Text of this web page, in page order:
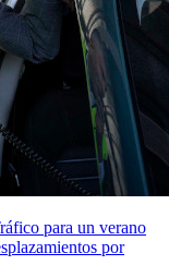
para un verano
por